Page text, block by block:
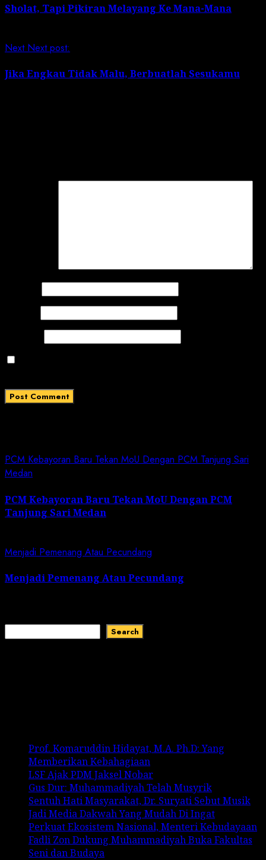
Sholat, Tapi Pikiran Melayang Ke Mana-Mana
Next Next post:
Jika Engkau Tidak Malu, Berbuatlah Sesukamu
PCM Kebayoran Baru Tekan MoU Dengan PCM Tanjung Sari
Medan
PCM Kebayoran Baru Tekan MoU Dengan PCM
Tanjung Sari Medan
Menjadi Pemenang Atau Pecundang
Menjadi Pemenang Atau Pecundang
Search
Prof. Komaruddin Hidayat, M.A. Ph.D: Yang
Memberikan Kebahagiaan
LSF Ajak PDM Jaksel Nobar
Gus Dur: Muhammadiyah Telah Musyrik
Sentuh Hati Masyarakat, Dr. Suryati Sebut Musik
Jadi Media Dakwah Yang Mudah Di Ingat
Perkuat Ekosistem Nasional, Menteri Kebudayaan
Fadli Zon Dukung Muhammadiyah Buka Fakultas
Seni dan Budaya